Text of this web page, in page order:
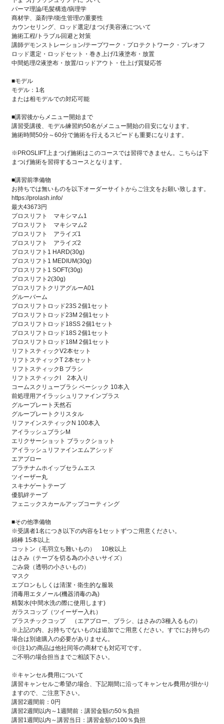
パーマ理論/毛髪構造/病理学
商材学、薬剤学/衛生管理の重要性
カウンセリング、ロッド選定/まつげ美容液について
施術工程/トラブル回避と対策
講師デモンストレーション/テープワーク・プロテクトワーク・プレオフ
ロッド選定・ロッドセット・巻き上げ/1液塗布・放置
中間処理/2液塗布・放置/ロッドアウト・仕上げ質疑応答
■モデル
モデル：1名
または相モデルでの対応可能
■講習後からメニュー開始まで
講習受講後、モデル練習約50名がメニュー開始の目安になります。
施術時間50分～60分で施術を行えるスピードも重要になります。
※PROSLIFT上まつげ施術はこのコースでは習得できません。こちらは下
まつげ施術を習得するコースとなります。
■講習前準備物
お持ちでは無いものを以下オーダーサイトからご注文をお願い致します。
https://prolash.info/
最大43673円
プロスリフト マキシマム1
プロスリフト マキシマム2
プロスリフト アライズ1
プロスリフト アライズ2
プロスリフト1 HARD(30g)
プロスリフト1 MEDIUM(30g)
プロスリフト1 SOFT(30g)
プロスリフト2(30g)
プロスリフトクリアグルーA01
グルーバーム
プロスリフトロッド23S 2個1セット
プロスリフトロッド23M 2個1セット
プロスリフトロッド18SS 2個1セット
プロスリフトロッド18S 2個1セット
プロスリフトロッド18M 2個1セット
リフトスティックV2本セット
リフトスティックT 2本セット
リフトスティックB ブラシ
リフトスティックI 2本入り
コームスクリューブラシ ベーシック 10本入
前処理用アイラッシュリファインプラス
グループレート天然石
グループレートクリスタル
リファインスティックN 100本入
アイラッシュブラシM
エリクサーショット ブラックショット
アイラッシュリファインエムアシッド
エアブロー
プラチナムホイップセラムエス
ツイーザー丸
スキナゲートテープ
優肌絆テープ
フェニックスカールアップコーティング
■その他準備物
※受講者1名につき以下の内容を1セットずつご用意ください。
綿棒 15本以上
コットン（毛羽立ち難いもの） 10枚以上
はさみ（テープを切る為の小さいサイズ）
ごみ袋（透明の小さいもの）
マスク
エプロンもしくは清潔・衛生的な服装
消毒用エタノール(機器消毒の為)
精製水(中間水洗の際に使用します)
ガラスコップ（ツイーザー入れ）
プラスチックコップ （エアブロー、ブラシ、はさみの3種入るもの）
※上記の内、お持ちでないものは追加でご用意ください。すでにお持ちの
場合は別途購入の必要がありません。
※(注1)の商品は他社同等の商材でも対応可です。
ご不明の場合担当までご相談下さい。
※キャンセル費用について
講習キャンセルご希望の場合、下記期間に沿ってキャンセル費用が掛かり
ますので、ご注意下さい。
講習2週間前：0円
講習2週間以内～1週間前：講習金額の50％負担
講習1週間以内～講習当日：講習金額の100％負担